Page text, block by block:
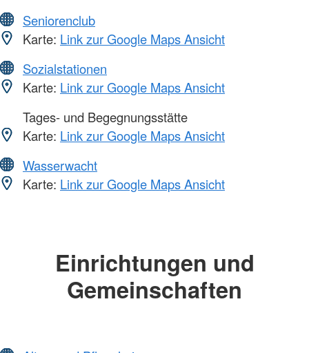
Seniorenclub
Karte: Link zur Google Maps Ansicht
Sozialstationen
Karte: Link zur Google Maps Ansicht
Tages- und Begegnungsstätte
Karte: Link zur Google Maps Ansicht
Wasserwacht
Karte: Link zur Google Maps Ansicht
Einrichtungen und
Gemeinschaften